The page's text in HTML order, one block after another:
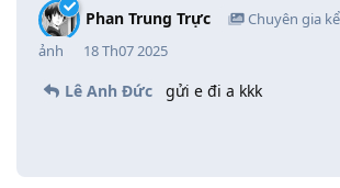
Phan Trung Trực
Chuyên gia
ảnh
18 Th07 2025
Lê Anh Đức gửi e đi a kkk